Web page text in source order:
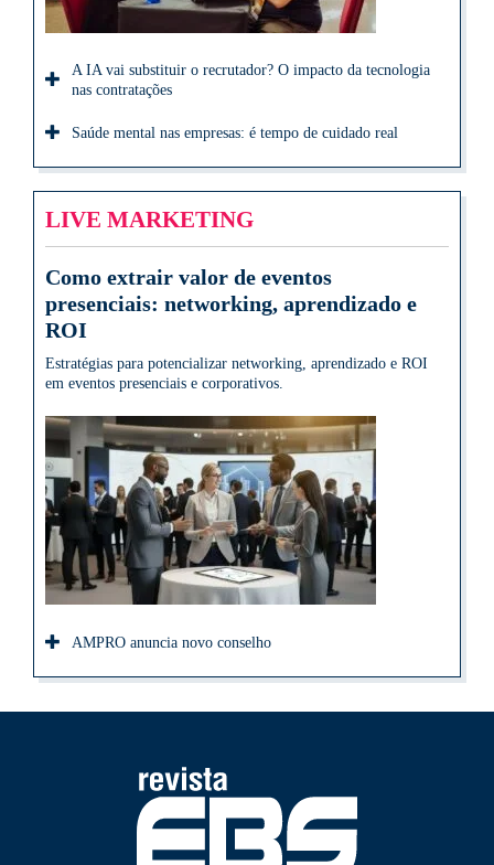
A IA vai substituir o recrutador? O impacto da tecnologia
nas contratações
Saúde mental nas empresas: é tempo de cuidado real
LIVE MARKETING
Como extrair valor de eventos
presenciais: networking, aprendizado e
ROI
Estratégias para potencializar networking, aprendizado e ROI
em eventos presenciais e corporativos.
AMPRO anuncia novo conselho